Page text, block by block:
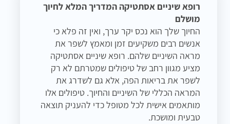
רופא שיניים אסתטיקה המדריך המלא לחיוך
מושלם
החיוך שלך הוא נכס יקר ערך, ואין זה פלא כי
אנשים רבים משקיעים זמן ומאמץ לשפר את
מראה השיניים שלהם. רופא שיניים אסתטיקה
מציע מגוון רחב של טיפולים שמטרתם לא רק
לשפר את בריאות הפה, אלא גם לשדרג את
המראה הכללי של השיניים והחיוך. טיפולים אלו
מותאמים אישית לכל מטופל כדי להעניק תוצאה
טבעית ומושכת.